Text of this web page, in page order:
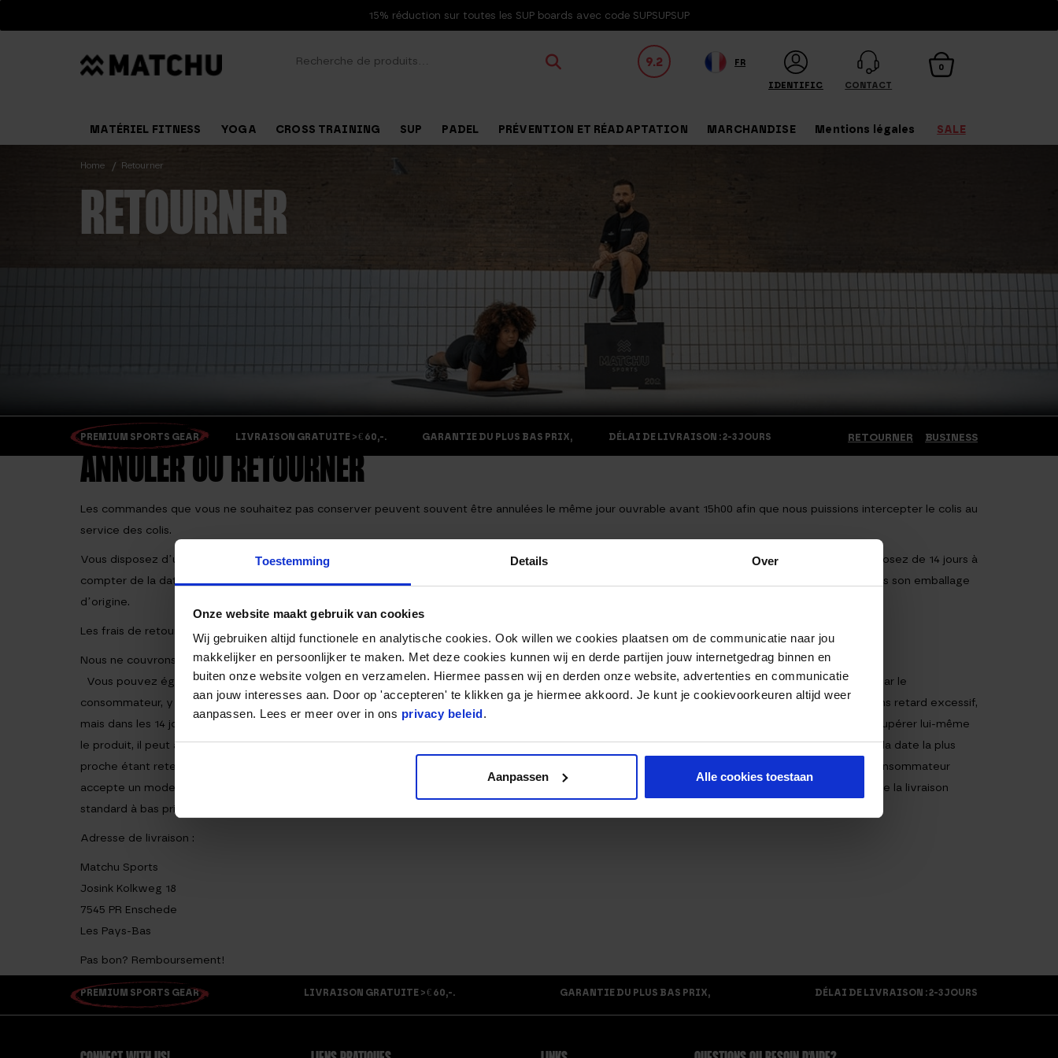
Toestemming Details Over
Onze website maakt gebruik van cookies
Wij gebruiken altijd functionele en analytische cookies. Ook willen we cookies plaatsen om de communicatie naar jou
makkelijker en persoonlijker te maken. Met deze cookies kunnen wij en derde partijen jouw internetgedrag binnen en
buiten onze website volgen en verzamelen. Hiermee passen wij en derden onze website, advertenties en communicatie
aan jouw interesses aan. Door op 'accepteren' te klikken ga je hiermee akkoord. Je kunt je cookievoorkeuren altijd weer
aanpassen. Lees er meer over in ons privacy beleid.
Aanpassen Alle cookies toestaan
15% réduction sur toutes les SUP boards avec code SUPSUPSUP
9.2 FR
IDENTIFICATIONCONTACT
0
MATÉRIEL FITNESS YOGA CROSS TRAINING SUP PADEL PRÉVENTION ET RÉADAPTATION MARCHANDISE Mentions légales SALE
Home Retourner
RETOURNER
RETOURNER BUSINESS
PREMIUM SPORTS GEAR LIVRAISON GRATUITE > € 60,-. GARANTIE DU PLUS BAS PRIX, DÉLAI DE LIVRAISON : 2-3 JOURS
ANNULER OU RETOURNER
Les commandes que vous ne souhaitez pas conserver peuvent souvent être annulées le même jour ouvrable avant 15h00 afin que nous puissions intercepter le colis au
service des colis.
Vous disposez d’un délai de réflexion de 14 jours pour retourner le produit sans donner de raison à partir du jour où vous recevez le produit. Vous disposez de 14 jours à
compter de la date de la notification de retour pour renvoyer le produit. Le produit ne peut être renvoyé que s’il n’a pas été utilisé et, si possible, dans son emballage
d’origine.
Les frais de retour de la commande seront crédités sur votre compte. Nous vous rembourserons le montant dans les 14 jours.
Nous ne couvrons pas les frais de retour, le contractant prendra en charge les frais de retour à l’adresse de livraison ci-dessous.
Vous pouvez également utiliser le modèle de formulaire d’annulation de Matchu Sports. L’entrepreneur remboursera tous les paiements effectués par le
consommateur, y compris les frais d’expédition facturés par l’entrepreneur pour le produit retourné (si la totalité de la commande est retournée), sans retard excessif,
mais dans les 14 jours à compter du jour où le consommateur informe l’entrepreneur de la rétractation. À moins que l’entrepreneur ne propose de récupérer lui-même
le produit, il peut attendre le remboursement jusqu’à ce qu’il ait reçu le produit ou jusqu’à ce que le consommateur prouve qu’il a renvoyé le produit, la date la plus
proche étant retenue. L’entrepreneur utilisera le même mode de paiement que celui utilisé par le consommateur pour le remboursement, sauf si le consommateur
accepte un mode différent. Le remboursement est gratuit pour le consommateur. Si le consommateur a choisi un mode d’expédition plus coûteux que la livraison
standard à bas prix, le propriétaire du commerce n’est pas tenu de rembourser le coût supplémentaire du mode d’expédition le plus coûteux.
Adresse de livraison :
Matchu Sports
Josink Kolkweg 18
7545 PR Enschede
Les Pays-Bas
Pas bon? Remboursement!
PREMIUM SPORTS GEAR LIVRAISON GRATUITE > € 60,-. GARANTIE DU PLUS BAS PRIX, DÉLAI DE LIVRAISON : 2-3 JOURS